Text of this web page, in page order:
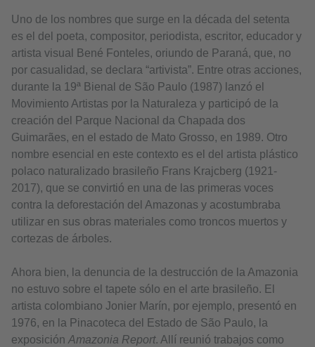
Uno de los nombres que surge en la década del setenta
es el del poeta, compositor, periodista, escritor, educador y
artista visual Bené Fonteles, oriundo de Paraná, que, no
por casualidad, se declara “artivista”. Entre otras acciones,
durante la 19ª Bienal de São Paulo (1987) lanzó el
Movimiento Artistas por la Naturaleza y participó de la
creación del Parque Nacional da Chapada dos
Guimarães, en el estado de Mato Grosso, en 1989. Otro
nombre esencial en este contexto es el del artista plástico
polaco naturalizado brasileño Frans Krajcberg (1921-
2017), que se convirtió en una de las primeras voces
contra la deforestación del Amazonas y acostumbraba
utilizar en sus obras materiales como troncos muertos y
cortezas de árboles.
Ahora bien, la denuncia de la destrucción de la Amazonia
no estuvo sobre el tapete sólo en el arte brasileño. El
artista colombiano Jonier Marín, por ejemplo, presentó en
1976, en la Pinacoteca del Estado de São Paulo, la
exposición Amazonia Report. Allí reunió trabajos como